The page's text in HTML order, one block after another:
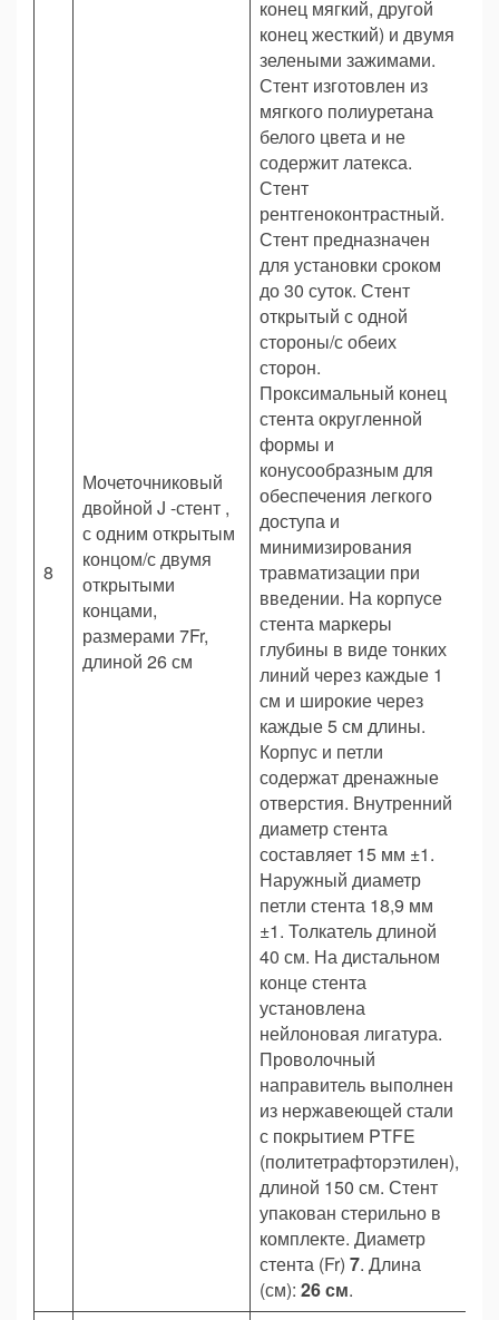
8
Мочеточниковый
двойной J -стент ,
с одним открытым
концом/с двумя
открытыми
концами,
размерами 7Fr,
длиной 26 см
конец мягкий, другой
конец жесткий) и двумя
зелеными зажимами.
Стент изготовлен из
мягкого полиуретана
белого цвета и не
содержит латекса.
Стент
рентгеноконтрастный.
Стент предназначен
для установки сроком
до 30 суток. Стент
открытый с одной
стороны/с обеих
сторон.
Проксимальный конец
стента округленной
формы и
конусообразным для
обеспечения легкого
доступа и
минимизирования
травматизации при
введении. На корпусе
стента маркеры
глубины в виде тонких
линий через каждые 1
см и широкие через
каждые 5 см длины.
Корпус и петли
содержат дренажные
отверстия. Внутренний
диаметр стента
составляет 15 мм ±1.
Наружный диаметр
петли стента 18,9 мм
±1. Толкатель длиной
40 см. На дистальном
конце стента
установлена
нейлоновая лигатура.
Проволочный
направитель выполнен
из нержавеющей стали
с покрытием PTFE
(политетрафторэтилен),
длиной 150 см. Стент
упакован стерильно в
комплекте. Диаметр
стента (Fr) 7. Длина
(см): 26 см.